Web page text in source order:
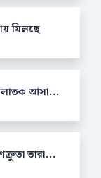
মিলছে
আসা...
তারা...